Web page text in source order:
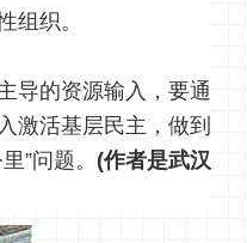
组织。
导的资源输入，要通
激活基层民主，做到
”问题。 (作者是武汉